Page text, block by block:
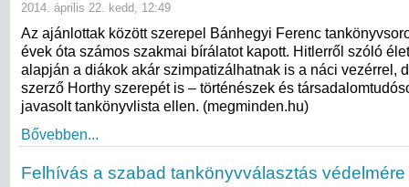
2014. április 22. kedd, 12:49
Az ajánlottak között szerepel Bánhegyi Ferenc
évek óta számos szakmai bírálatot kapott. Hitlerről szóló
alapján a diákok akár szimpa­tizálhatnak is a náci vezérrel,
szerző Horthy szerepét is – történészek és
javasolt tankönyvlista ellen. (megminden.hu)
Bővebben...
Felhívás a szabad tankönyvválasztás védelmére